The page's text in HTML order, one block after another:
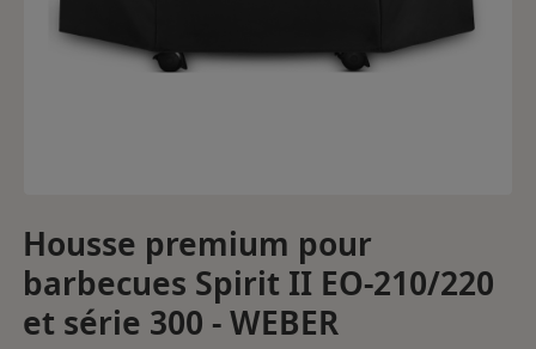
Housse premium pour
barbecues Spirit II EO-210/220
et série 300 - WEBER